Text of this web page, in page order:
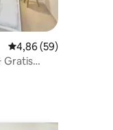
recensies
Gemiddelde
4,86 (59)